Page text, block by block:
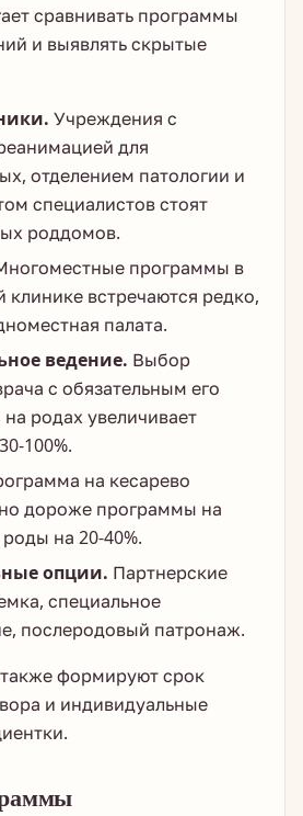
сравнивать программы
и выявлять скрытые
Учреждения с
для
отделением патологии и
специалистов стоят
роддомов.
программы в
встречаются редко,
палата.
ведение. Выбор
с обязательным его
родах увеличивает
100%.
на кесарево
дороже программы на
на 20-40%.
опции. Партнерские
специальное
послеродовый патронаж.
формируют срок
и индивидуальные